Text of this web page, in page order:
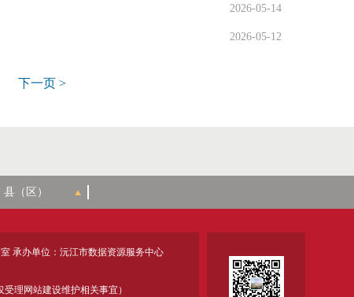
2026-05-14
2026-05-12
下一页 >
承办单位：沅江市数据资源服务中心
受理网站建设维护相关事宜）